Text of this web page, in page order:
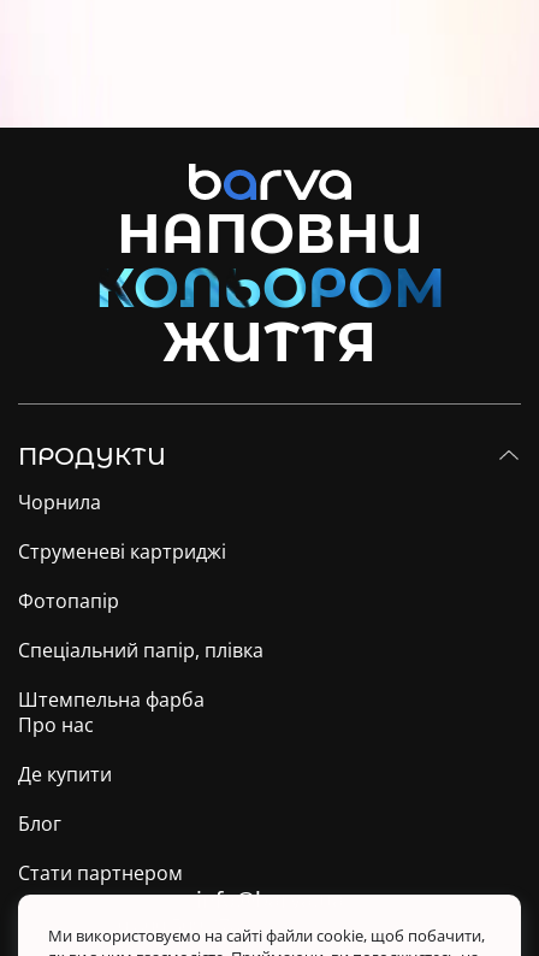
НАПОВНИ
ЖИТТЯ
ПРОДУКТИ
Чорнила
Струменеві картриджі
Фотопапір
Спеціальний папір, плівка
Штемпельна фарба
Про нас
Де купити
Блог
Стати партнером
Техпідтримка ТМ BARVA
info@barva.ua
Ми використовуємо на сайті файли cookie, щоб побачити,